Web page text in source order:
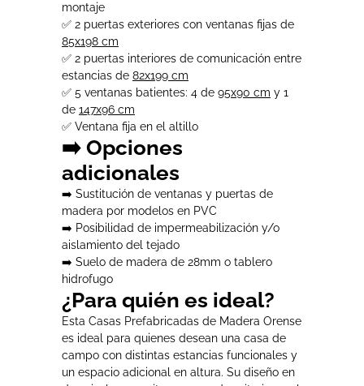
montaje
✅ 2 puertas exteriores con ventanas fijas de
85x198 cm
✅ 2 puertas interiores de comunicación entre
estancias de 82x199 cm
✅ 5 ventanas batientes: 4 de 95x90 cm y 1
de 147x96 cm
✅ Ventana fija en el altillo
➡️ Opciones
adicionales
➡️ Sustitución de ventanas y puertas de
madera por modelos en PVC
➡️ Posibilidad de impermeabilización y/o
aislamiento del tejado
➡️ Suelo de madera de 28mm o tablero
hidrofugo
¿Para quién es ideal?
Esta Casas Prefabricadas de Madera Orense
es ideal para quienes desean una casa de
campo con distintas estancias funcionales y
un espacio adicional en altura. Su diseño en